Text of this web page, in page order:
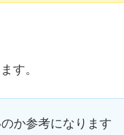
す。
か参考になります